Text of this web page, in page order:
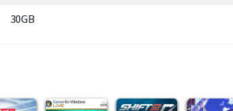
30GB